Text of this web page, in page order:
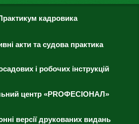
кадровика
акти та судова практика
і робочих інструкцій
центр «PROФЕСІОНАЛ»
версії друкованих видань